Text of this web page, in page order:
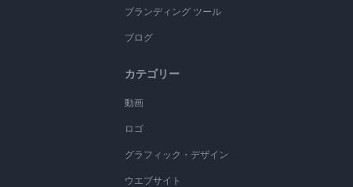
ブランディング ツール
ブログ
カテゴリー
動画
ロゴ
グラフィック・デザイン
ウエブサイト